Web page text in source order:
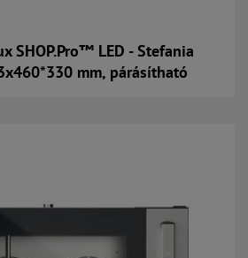
SHOP.Pro™ LED - Stefania
mm, párásítható
Kosárba